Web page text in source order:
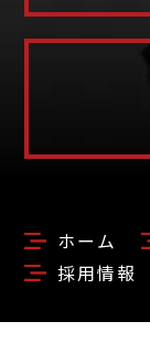
ホーム
採用情報